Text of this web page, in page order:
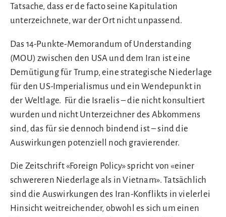
Tatsache, dass er de facto seine Kapitulation
unterzeichnete, war der Ort nicht unpassend.
Das 14-Punkte-Memorandum of Understanding
(MOU) zwischen den USA und dem Iran ist eine
Demütigung für Trump, eine strategische Niederlage
für den US-Imperialismus und ein Wendepunkt in
der Weltlage. Für die Israelis – die nicht konsultiert
wurden und nicht Unterzeichner des Abkommens
sind, das für sie dennoch bindend ist – sind die
Auswirkungen potenziell noch gravierender.
Die Zeitschrift «Foreign Policy» spricht von «einer
schwereren Niederlage als in Vietnam». Tatsächlich
sind die Auswirkungen des Iran-Konflikts in vielerlei
Hinsicht weitreichender, obwohl es sich um einen